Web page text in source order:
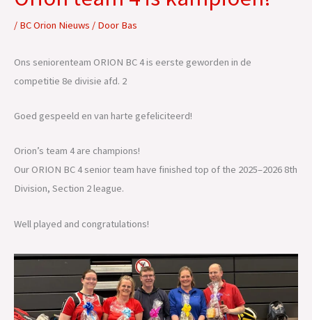
/ BC Orion Nieuws / Door Bas
Ons seniorenteam ORION BC 4 is eerste geworden in de
competitie 8e divisie afd. 2
Goed gespeeld en van harte gefeliciteerd!
Orion’s team 4 are champions!
Our ORION BC 4 senior team have finished top of the 2025–2026 8th
Division, Section 2 league.
Well played and congratulations!